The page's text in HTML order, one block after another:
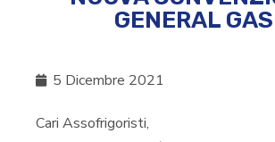
GENERAL GAS
5 Dicembre 2021
Cari Assofrigoristi,